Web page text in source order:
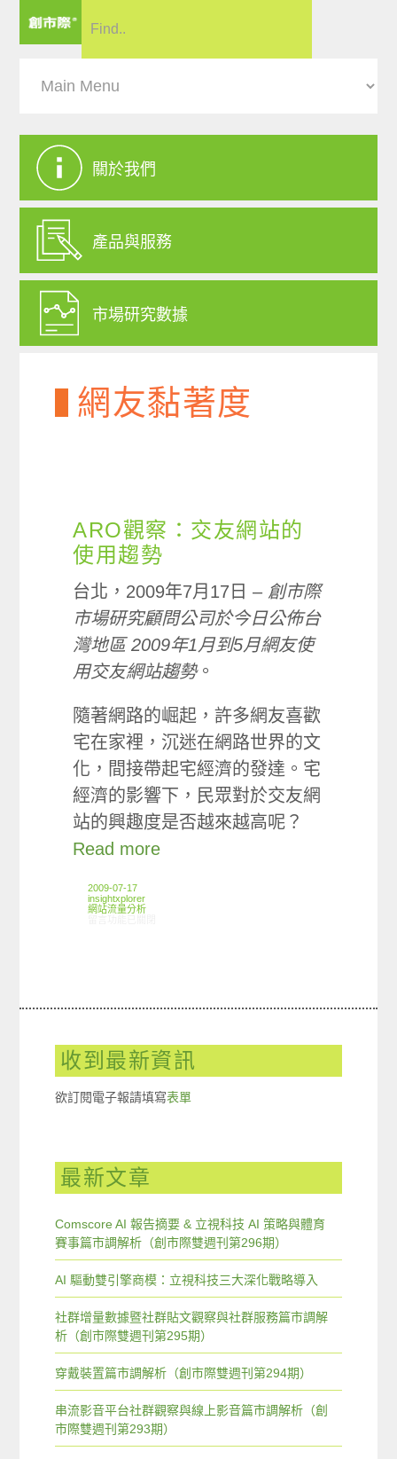
關於我們
產品與服務
市場研究數據
網友黏著度
ARO觀察：交友網站的
使用趨勢
台北，2009年7月17日 – 創市際
市場研究顧問公司於今日公佈台
灣地區2009年1月到5月網友使
用交友網站趨勢。
隨著網路的崛起，許多網友喜歡
宅在家裡，沉迷在網路世界的文
化，間接帶起宅經濟的發達。宅
經濟的影響下，民眾對於交友網
站的興趣度是否越來越高呢？
Read more
2009-07-17
insightxplorer
網站流量分析
收到最新資訊
欲訂閱電子報請填寫表單
最新文章
Comscore AI 報告摘要 & 立視科技 AI 策略與體育
賽事篇市調解析（創市際雙週刊第296期）
AI 驅動雙引擎商模：立視科技三大深化戰略導入
社群增量數據暨社群貼文觀察與社群服務篇市調解
析（創市際雙週刊第295期）
穿戴裝置篇市調解析（創市際雙週刊第294期）
串流影音平台社群觀察與線上影音篇市調解析（創
市際雙週刊第293期）